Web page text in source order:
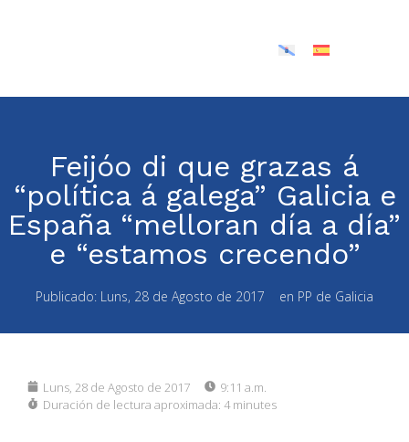
Feijóo di que grazas á
“política á galega” Galicia e
España “melloran día a día”
e “estamos crecendo”
Publicado: Luns, 28 de Agosto de 2017 en PP de Galicia
Luns, 28 de Agosto de 2017
9:11 a.m.
Duración de lectura aproximada: 4 minutes